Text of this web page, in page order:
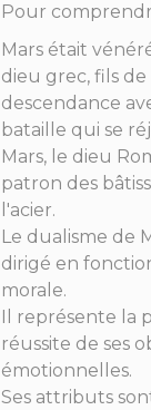
Pour
Mars était
dieu grec, fils
descendance
bataille qui se
Mars, le dieu
patron des
l'acier.
Le dualisme de
dirigé en
morale.
Il représente la
réussite de ses
émotionnelles.
Ses attributs